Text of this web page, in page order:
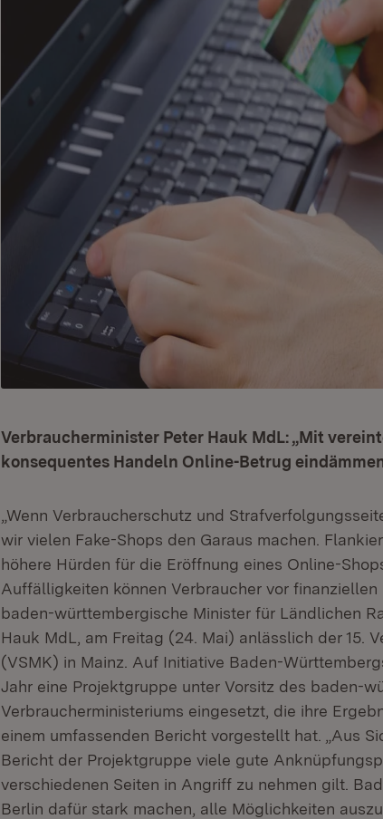
Verbraucherminister Peter Hauk MdL: „Mit
konsequentes Handeln Online-Betrug
„Wenn Verbraucherschutz und
wir vielen Fake-Shops den Garaus machen.
höhere Hürden für die Eröffnung eines Online-
Auffälligkeiten können Verbraucher vor
baden-württembergische Minister für Ländlichen
Hauk MdL, am Freitag (24. Mai) anlässlich der 15.
(VSMK) in Mainz. Auf Initiative Baden-
Jahr eine Projektgruppe unter Vorsitz des baden-
Verbraucherministeriums eingesetzt, die ihre
einem umfassenden Bericht vorgestellt hat. „Aus
Bericht der Projektgruppe viele gute
verschiedenen Seiten in Angriff zu nehmen gilt.
Berlin dafür stark machen, alle Möglichkeiten